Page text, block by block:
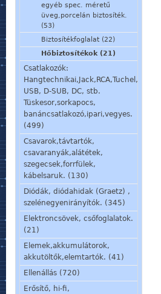
egyéb spec. méretű
üveg,porcelán biztosíték.
(53)
Biztosítékfoglalat (22)
Hőbiztosítékok (21)
Csatlakozók:
Hangtechnikai,Jack,RCA,Tuchel,
USB, D-SUB, DC, stb.
Tüskesor,sorkapocs,
banáncsatlakozó,ipari,vegyes.
(499)
Csavarok,távtartók,
csavaranyák,alátétek,
szegecsek,forrfülek,
kábelsaruk. (130)
Diódák, diódahidak (Graetz) ,
szelénegyenirányítók. (345)
Elektroncsövek, csőfoglalatok.
(21)
Elemek,akkumulátorok,
akkutöltők,elemtartók. (41)
Ellenállás (720)
Erősítő, hi-fi,